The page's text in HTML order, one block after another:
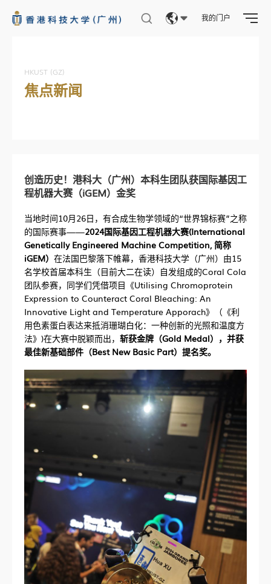
我的门户
HKUST (GZ)
焦点新闻
创造历史！港科大（广州）本科生团队获国际基因工
程机器大赛（iGEM）金奖
当地时间10月26日，有合成生物学领域的“世界锦标赛”之称
的国际赛事——2024国际基因工程机器大赛(International
Genetically Engineered Machine Competition, 简称
iGEM） 在法国巴黎落下帷幕，香港科技大学（广州）由15
名学校首届本科生（目前大二在读）自发组成的Coral Cola
团队参赛，同学们凭借项目《Utilising Chromoprotein
Expression to Counteract Coral Bleaching: An
Innovative Light and Temperature Apporach》（《利
用色素蛋白表达来抵消珊瑚白化：一种创新的光照和温度方
法》)在大赛中脱颖而出， 斩获金牌（Gold Medal），并获
最佳新基础部件（Best New Basic Part）提名奖。